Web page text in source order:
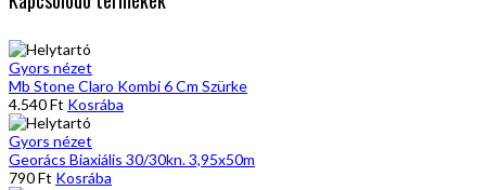
Gyors nézet
Mb Stone Claro Kombi 6 Cm Szürke
4.540Ft Kosrába
Gyors nézet
Georács Biaxiális 30/30kn. 3,95x50m
790Ft Kosrába